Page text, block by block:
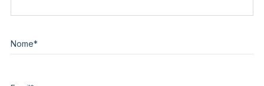
Nome*